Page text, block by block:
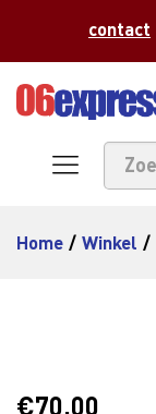
contact
Home / Winkel /
€70.00